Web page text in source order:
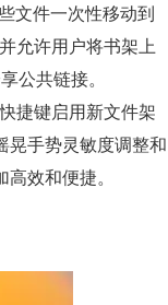
文件一次性移动到
允许用户将书架上
公共链接。
捷键启用新文件架
晃手势灵敏度调整和
效和便捷。